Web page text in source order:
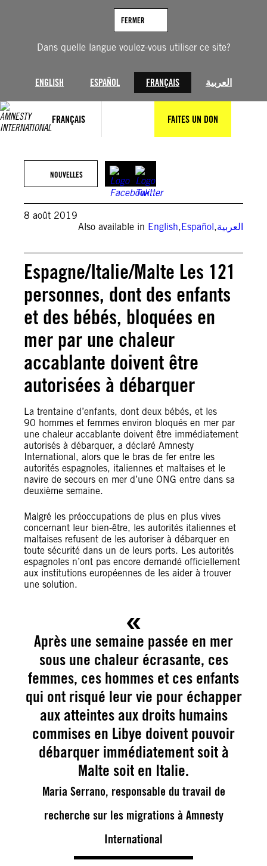
Dans quelle langue voulez-vous utiliser ce site?
ENGLISH ESPAÑOL FRANÇAIS العربية
FERMER
FRANÇAIS FAITES UN DON
NOUVELLES
8 août 2019
Also available in English,Español,العربية
Espagne/Italie/Malte Les 121
personnes, dont des enfants
et des bébés, bloquées en
mer par une chaleur
accablante doivent être
autorisées à débarquer
La trentaine d’enfants, dont deux bébés, et les
90 hommes et femmes environ bloqués en mer par
une chaleur accablante doivent être immédiatement
autorisés à débarquer, a déclaré Amnesty
International, alors que le bras de fer entre les
autorités espagnoles, italiennes et maltaises et le
navire de secours en mer d’une ONG entre dans sa
deuxième semaine.
Malgré les préoccupations de plus en plus vives
concernant leur bien-être, les autorités italiennes et
maltaises refusent de les autoriser à débarquer en
toute sécurité dans un de leurs ports. Les autorités
espagnoles n’ont pas encore demandé officiellement
aux institutions européennes de les aider à trouver
une solution.
Après une semaine passée en mer
sous une chaleur écrasante, ces
femmes, ces hommes et ces enfants
qui ont risqué leur vie pour échapper
aux atteintes aux droits humains
commises en Libye doivent pouvoir
débarquer immédiatement soit à
Malte soit en Italie.
Maria Serrano, responsable du travail de
recherche sur les migrations à Amnesty
International